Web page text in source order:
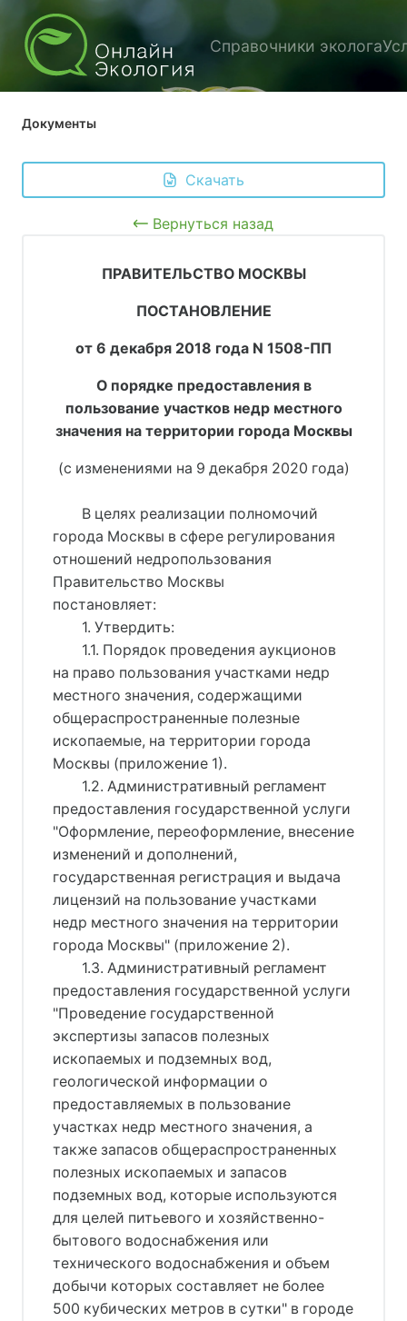
Справочники эколога
Документы
Скачать
Вернуться назад
ПРАВИТЕЛЬСТВО МОСКВЫ
ПОСТАНОВЛЕНИЕ
от 6 декабря 2018 года N 1508-ПП
О порядке предоставления в
пользование участков недр местного
значения на территории города Москвы
(с изменениями на 9 декабря 2020 года)
В целях реализации полномочий
города Москвы в сфере регулирования
отношений недропользования
Правительство Москвы
постановляет:
1. Утвердить:
1.1. Порядок проведения аукционов
на право пользования участками недр
местного значения, содержащими
общераспространенные полезные
ископаемые, на территории города
Москвы (приложение 1).
1.2. Административный регламент
предоставления государственной услуги
"Оформление, переоформление, внесение
изменений и дополнений,
государственная регистрация и выдача
лицензий на пользование участками
недр местного значения на территории
города Москвы" (приложение 2).
1.3. Административный регламент
предоставления государственной услуги
"Проведение государственной
экспертизы запасов полезных
ископаемых и подземных вод,
геологической информации о
предоставляемых в пользование
участках недр местного значения, а
также запасов общераспространенных
полезных ископаемых и запасов
подземных вод, которые используются
для целей питьевого и хозяйственно-
бытового водоснабжения или
технического водоснабжения и объем
добычи которых составляет не более
500 кубических метров в сутки" в городе